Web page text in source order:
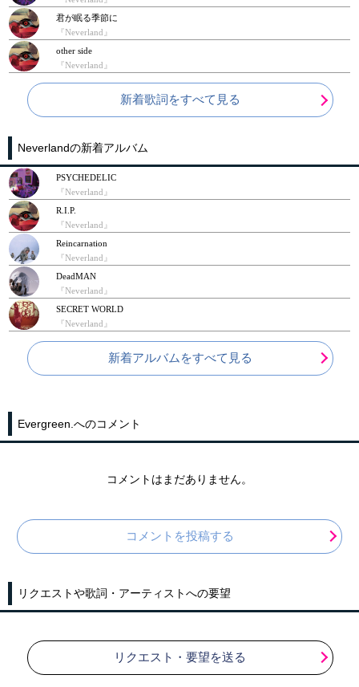
君が眠る季節に
『Neverland』
other side
『Neverland』
新着歌詞をすべて見る
Neverlandの新着アルバム
PSYCHEDELIC
『Neverland』
R.I.P.
『Neverland』
Reincarnation
『Neverland』
DeadMAN
『Neverland』
SECRET WORLD
『Neverland』
新着アルバムをすべて見る
Evergreen.へのコメント
コメントはまだありません。
コメントを投稿する
リクエストや歌詞・アーティストへの要望
リクエスト・要望を送る